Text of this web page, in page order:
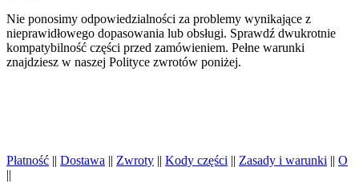
Nie ponosimy odpowiedzialności za problemy wynikające z
nieprawidłowego dopasowania lub obsługi. Sprawdź dwukrotnie
kompatybilność części przed zamówieniem. Pełne warunki
znajdziesz w naszej Polityce zwrotów poniżej.
Płatność || Dostawa || Zwroty || Kody części || Zasady i warunki || O
||